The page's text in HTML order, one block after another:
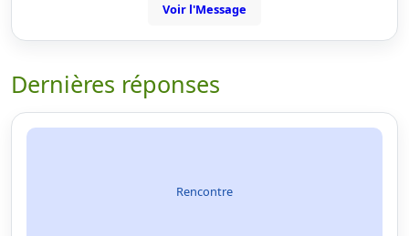
Voir l'Message
Dernières réponses
Rencontre